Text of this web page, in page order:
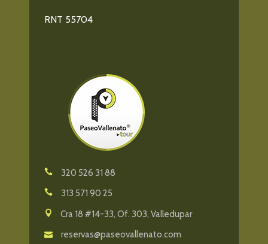
RNT 55704
320 526 31 88
313 571 90 25
Cra 18 #14-33, Of. 303, Valledupar
reservas@paseovallenato.com